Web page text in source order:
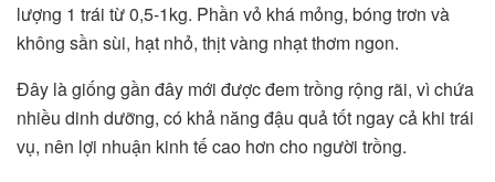
lượng 1 trái từ 0,5-1kg. Phần vỏ khá mỏng, bóng trơn và
không sần sùi, hạt nhỏ, thịt vàng nhạt thơm ngon.
Đây là giống gần đây mới được đem trồng rộng rãi, vì chứa
nhiều dinh dưỡng, có khả năng đậu quả tốt ngay cả khi trái
vụ, nên lợi nhuận kinh tế cao hơn cho người trồng.